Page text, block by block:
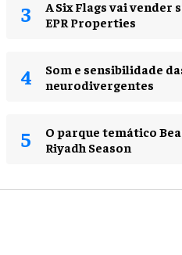
A Six Flags vai vender
EPR Properties
Som e sensibilidade
neurodivergentes
O parque temático
Riyadh Season